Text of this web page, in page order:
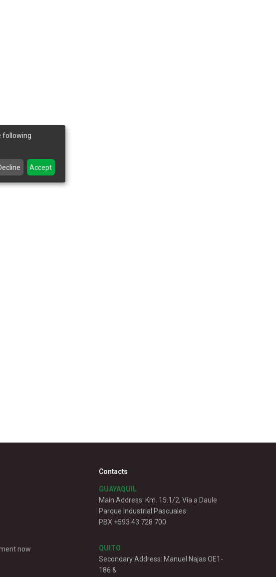
now
Contacts
GUAYAQUIL
Main Address: Km. 15.1/2, Vía a Daule
Parque Industrial Pascuales
PBX +593 43 728 700
QUITO
Secondary Address: Manuel Najas OE1-
186 &
following
Accept